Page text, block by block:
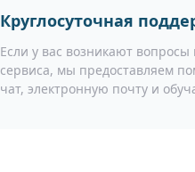
Круглосуточная
Если у вас возникают
сервиса, мы предоставляем
чат, электронную почту и